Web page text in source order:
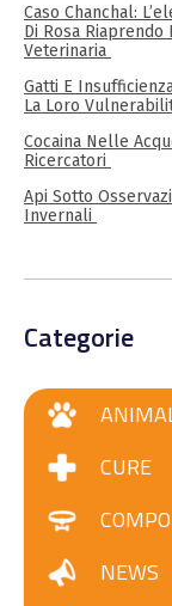
Caso Chanchal:
Di Rosa
Veterinaria
Gatti E
La Loro
Cocaina Nelle
Ricercatori
Api Sotto
Invernali
Categorie
CURE
NEWS